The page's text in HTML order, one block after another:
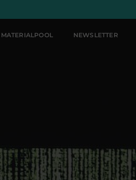
MATERIALPOOL NEWSLETTER